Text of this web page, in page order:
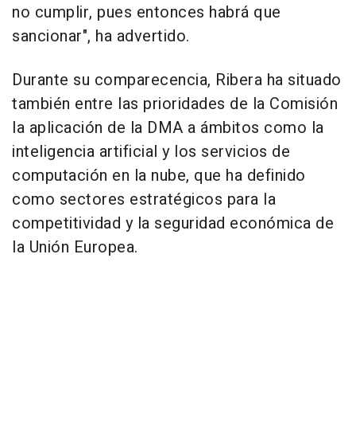
no cumplir, pues entonces habrá que
sancionar", ha advertido.
Durante su comparecencia, Ribera ha situado
también entre las prioridades de la Comisión
la aplicación de la DMA a ámbitos como la
inteligencia artificial y los servicios de
computación en la nube, que ha definido
como sectores estratégicos para la
competitividad y la seguridad económica de
la Unión Europea.